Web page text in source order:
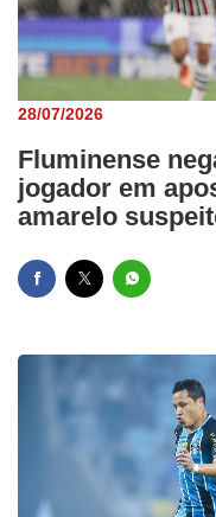
28/07/2026
Fluminense
jogador em
amarelo